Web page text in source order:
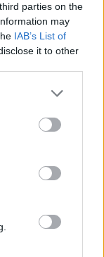
parties on the
may
IAB’s List of
it to other
more Google
may click to
party tags to
below Google
Jarosław > Klasa
. Informacje te
Torki - zaglądaj tutaj
o
lokalnych drużyn
śledź ulubioną ligę i
Torki